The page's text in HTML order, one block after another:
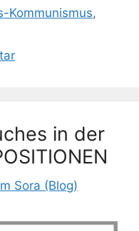
Kommunismus,
in der
Sora (Blog)